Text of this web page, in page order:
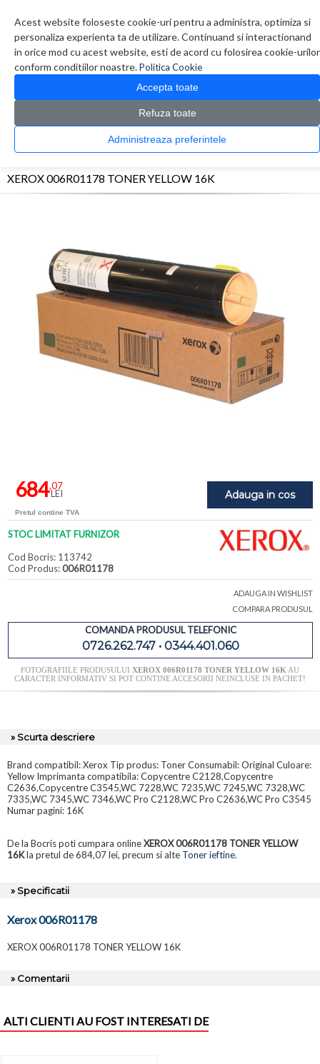
Acest website foloseste cookie-uri pentru a administra, optimiza si
personaliza experienta ta de utilizare. Continuand si interactionand
in orice mod cu acest website, esti de acord cu folosirea cookie-urilor
conform conditiilor noastre.Politica Cookie
Accepta toate
Refuza toate
Administreaza preferintele
0 produs(e)
CATALOG PRODUSE
Consumabile originale > Toner > XEROX 006R01178 TONER YELLOW
XEROX 006R01178 TONER YELLOW 16K
Adauga in cos
684,07
LEI
Pretul contine TVA
STOC LIMITAT FURNIZOR
Cod Bocris: 113742
Cod Produs:006R01178
ADAUGA IN WISHLIST
COMPARA PRODUSUL
COMANDA PRODUSUL TELEFONIC
0726.262.747 • 0344.401.060
FOTOGRAFIILE PRODUSULUI XEROX 006R01178 TONER YELLOW 16K AU
CARACTER INFORMATIV SI POT CONTINE ACCESORII NEINCLUSE IN PACHET!
» Scurta descriere
Brand compatibil: Xerox Tip produs: Toner Consumabil: Original Culoare:
Yellow Imprimanta compatibila: Copycentre C2128,Copycentre
C2636,Copycentre C3545,WC 7228,WC 7235,WC 7245,WC 7328,WC
7335,WC 7345,WC 7346,WC Pro C2128,WC Pro C2636,WC Pro C3545
Numar pagini: 16K
De la Bocris poti cumpara onlineXEROX 006R01178 TONER YELLOW
16Kla pretul de 684,07 lei, precum si alte Toner ieftine.
» Specificatii
Xerox 006R01178
XEROX 006R01178 TONER YELLOW 16K
» Comentarii
ALTI CLIENTI AU FOST INTERESATI DE